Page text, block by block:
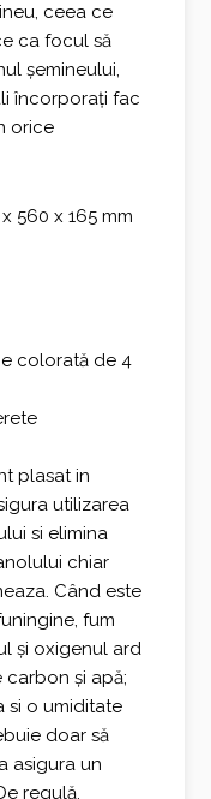
ceea ce
ca focul să
șemineului,
încorporați fac
orice
560 x 165 mm
colorată de 4
plasat in
utilizarea
si elimina
chiar
Când este
fum
și oxigenul ard
și apă;
si o umiditate
doar să
asigura un
regulă,